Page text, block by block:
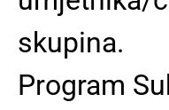
skupina.
Program